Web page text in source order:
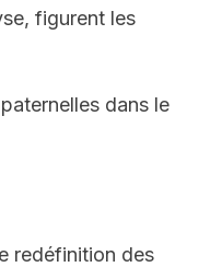
figurent les
dans le
redéfinition des